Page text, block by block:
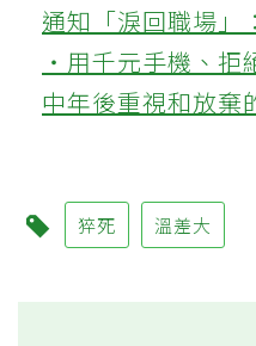
通知「淚回職場」
‧用千元手機、拒
中年後重視和放棄
猝死 溫差大